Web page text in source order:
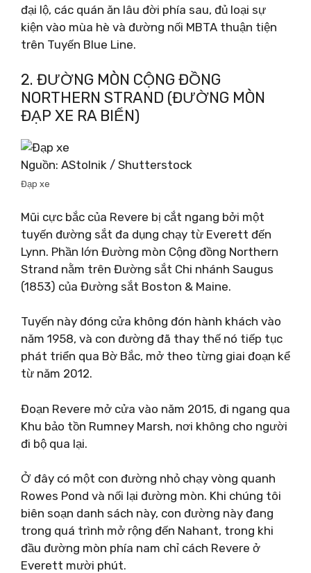
đại lộ, các quán ăn lâu đời phía sau, đủ loại sự
kiện vào mùa hè và đường nối MBTA thuận tiện
trên Tuyến Blue Line.
2. ĐƯỜNG MÒN CỘNG ĐỒNG
NORTHERN STRAND (ĐƯỜNG MÒN
ĐẠP XE RA BIỂN)
Nguồn: AStolnik / Shutterstock
Đạp xe
Mũi cực bắc của Revere bị cắt ngang bởi một
tuyến đường sắt đa dụng chạy từ Everett đến
Lynn. Phần lớn Đường mòn Cộng đồng Northern
Strand nằm trên Đường sắt Chi nhánh Saugus
(1853) của Đường sắt Boston & Maine.
Tuyến này đóng cửa không đón hành khách vào
năm 1958, và con đường đã thay thế nó tiếp tục
phát triển qua Bờ Bắc, mở theo từng giai đoạn kể
từ năm 2012.
Đoạn Revere mở cửa vào năm 2015, đi ngang qua
Khu bảo tồn Rumney Marsh, nơi không cho người
đi bộ qua lại.
Ở đây có một con đường nhỏ chạy vòng quanh
Rowes Pond và nối lại đường mòn. Khi chúng tôi
biên soạn danh sách này, con đường này đang
trong quá trình mở rộng đến Nahant, trong khi
đầu đường mòn phía nam chỉ cách Revere ở
Everett mười phút.